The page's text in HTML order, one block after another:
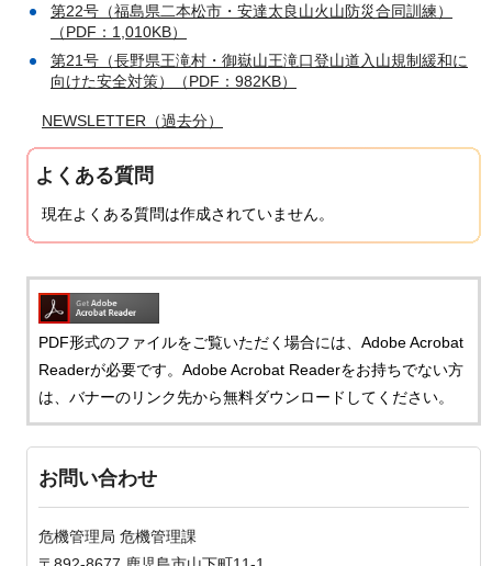
第22号（福島県二本松市・安達太良山火山防災合同訓練）
（PDF：1,010KB）
第21号（長野県王滝村・御嶽山王滝口登山道入山規制緩和に
向けた安全対策）（PDF：982KB）
NEWSLETTER（過去分）
よくある質問
現在よくある質問は作成されていません。
PDF形式のファイルをご覧いただく場合には、Adobe Acrobat
Readerが必要です。Adobe Acrobat Readerをお持ちでない方
は、バナーのリンク先から無料ダウンロードしてください。
お問い合わせ
危機管理局 危機管理課